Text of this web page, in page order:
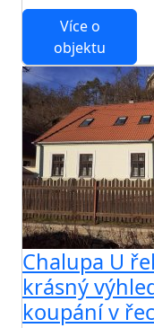
Více o
objektu
Chalupa U
krásný
koupání v